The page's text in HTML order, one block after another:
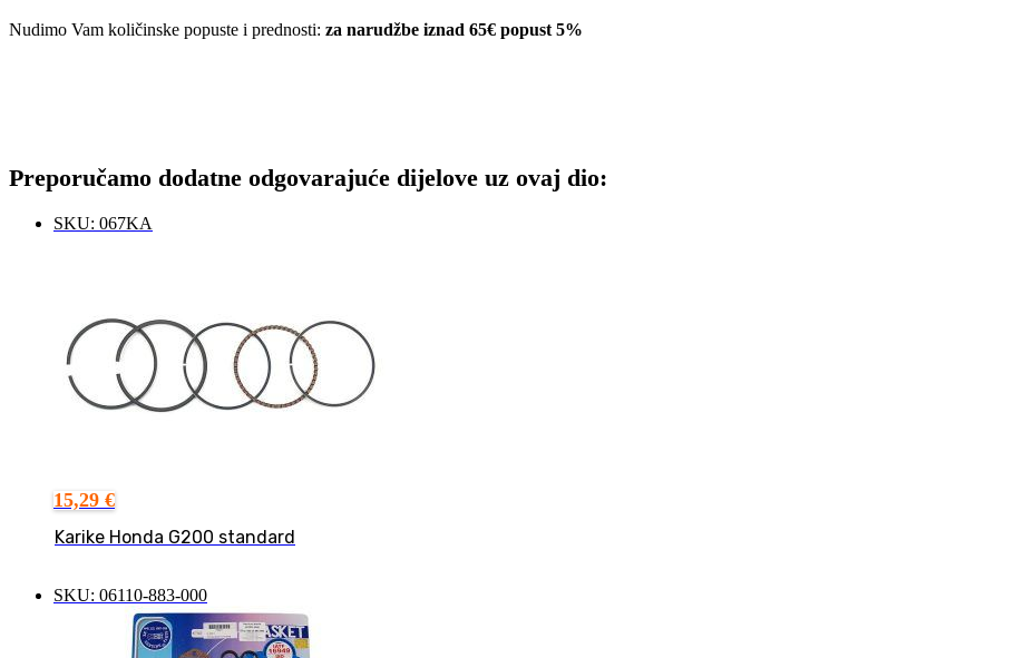
Nudimo Vam količinske popuste i prednosti: za narudžbe iznad 65€ popust 5%
Preporučamo dodatne odgovarajuće dijelove uz ovaj dio:
SKU: 067KA
15,29 €
Karike Honda G200 standard
SKU: 06110-883-000